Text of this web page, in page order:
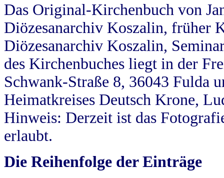
Das Original-Kirchenbuch von
Diözesanarchiv Koszalin, früher
Diözesanarchiv Koszalin,
des Kirchenbuches liegt in der
Schwank-Straße 8, 36043 Fulda
Heimatkreises Deutsch Krone,
Hinweis: Derzeit ist das
erlaubt.
Die Reihenfolge der Einträge